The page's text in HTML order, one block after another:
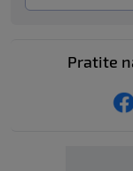
Pratite